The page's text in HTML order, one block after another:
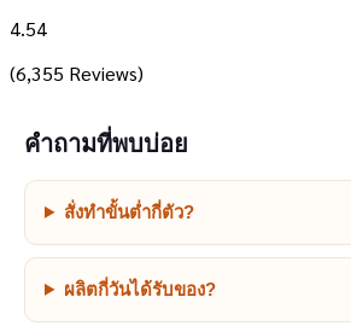
4.54
(6,355 Reviews)
คำถามที่พบบ่อย
สั่งทำขั้นต่ำกี่ตัว?
ผลิตกี่วันได้รับของ?